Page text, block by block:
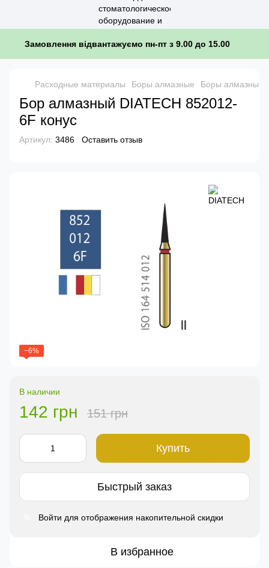
Замовлення відвантажуємо пн-пт з 9.00 до 15.00
Расходные материалы Боры алмазные Боры алмазные
Бор алмазный DIATECH 852012-
6F конус
Артикул: 3486 Оставить отзыв
−6%
В наличии
142 грн 151 грн
Купить
Быстрый заказ
Войти для отображения накопительной скидки
В избранное